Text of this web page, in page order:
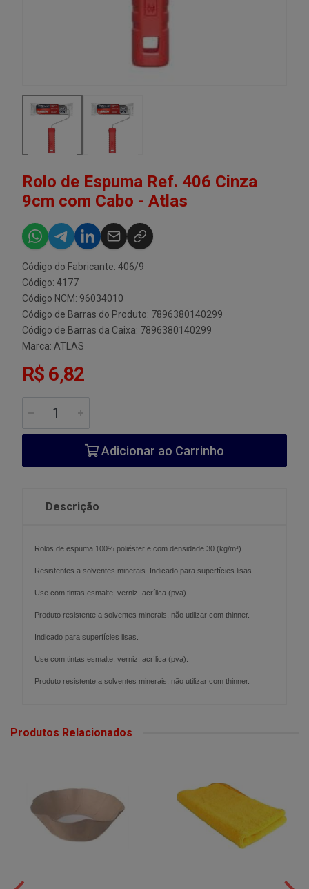
Rolo de Espuma Ref. 406 Cinza
9cm com Cabo - Atlas
Código do Fabricante: 406/9
Código: 4177
Código NCM: 96034010
Código de Barras do Produto: 7896380140299
Código de Barras da Caixa: 7896380140299
Marca: ATLAS
R$ 6,82
Adicionar ao Carrinho
Descrição
Rolos de espuma 100% poliéster e com densidade 30 (kg/m³).
Resistentes a solventes minerais. Indicado para superfícies lisas.
Use com tintas esmalte, verniz, acrílica (pva).
Produto resistente a solventes minerais, não utilizar com thinner.
Indicado para superfícies lisas.
Use com tintas esmalte, verniz, acrílica (pva).
Produto resistente a solventes minerais, não utilizar com thinner.
Produtos Relacionados